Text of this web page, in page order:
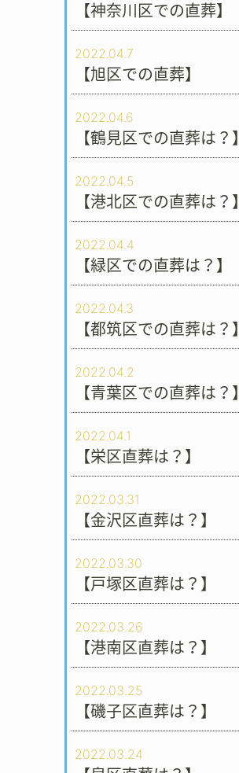
【神奈川区での直葬】
2022.04.7
【旭区での直葬】
2022.04.6
【鶴見区での直葬は？】
2022.04.5
【港北区での直葬は？】
2022.04.4
【緑区での直葬は？】
2022.04.3
【都筑区での直葬は？】
2022.04.2
【青葉区での直葬は？】
2022.04.1
【栄区直葬は？】
2022.03.31
【金沢区直葬は？】
2022.03.30
【戸塚区直葬は？】
2022.03.26
【港南区直葬は？】
2022.03.25
【磯子区直葬は？】
2022.03.24